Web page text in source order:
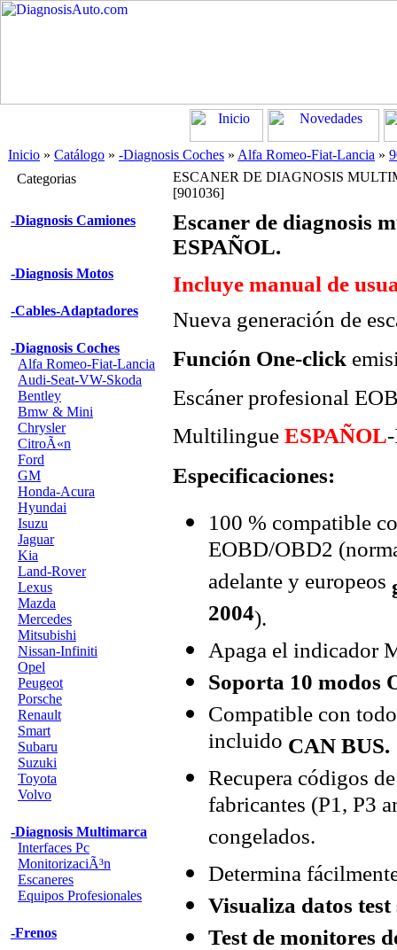
Inicio » Catálogo » -Diagnosis Coches » Alfa Romeo-Fiat-Lancia »
Categorias
-Diagnosis Camiones
-Diagnosis Motos
-Cables-Adaptadores
-Diagnosis Coches
Alfa Romeo-Fiat-Lancia
Audi-Seat-VW-Skoda
Bentley
Bmw & Mini
Chrysler
CitroÃ«n
Ford
GM
Honda-Acura
Hyundai
Isuzu
Jaguar
Kia
Land-Rover
Lexus
Mazda
Mercedes
Mitsubishi
Nissan-Infiniti
Opel
Peugeot
Porsche
Renault
Smart
Subaru
Suzuki
Toyota
Volvo
-Diagnosis Multimarca
Interfaces Pc
MonitorizaciÃ³n
Escaneres
Equipos Profesionales
-Frenos
ESCANER DE DIAGNOSIS
[901036]
Escaner de diagnosis
ESPAÑOL.
Incluye manual de
Nueva generación de
Función One-click
Escáner profesional
Multilingue ESPAÑOL
Especificaciones:
100 % compatible
EOBD/OBD2
adelante y europeos
2004).
Apaga el indicador
Soporta 10 modos
Compatible con
incluido CAN BUS.
Recupera códigos
fabricantes (P1, P3
congelados.
Determina
Visualiza datos test
Test de monitores